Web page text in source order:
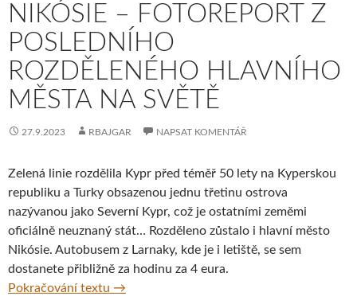
NIKÓSIE – FOTOREPORT Z
POSLEDNÍHO
ROZDĚLENÉHO HLAVNÍHO
MĚSTA NA SVĚTĚ
27.9.2023 RBAJGAR NAPSAT KOMENTÁŘ
Zelená linie rozdělila Kypr před téměř 50 lety na Kyperskou
republiku a Turky obsazenou jednu třetinu ostrova
nazývanou jako Severní Kypr, což je ostatními zeměmi
oficiálně neuznaný stát… Rozděleno zůstalo i hlavní město
Nikósie. Autobusem z Larnaky, kde je i letiště, se sem
dostanete přibližně za hodinu za 4 eura.
Pokračování textu Nikósie – fotoreport z posledního
→